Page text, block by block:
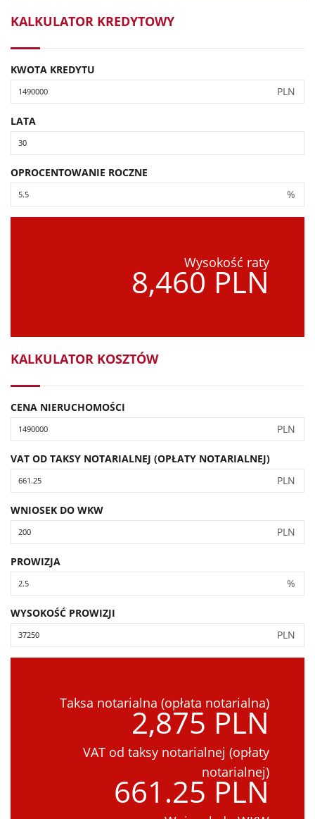
KALKULATOR KREDYTOWY
KWOTA KREDYTU
PLN
LATA
OPROCENTOWANIE ROCZNE
%
Wysokość raty
8,460 PLN
KALKULATOR KOSZTÓW
CENA NIERUCHOMOŚCI
PLN
VAT OD TAKSY NOTARIALNEJ (OPŁATY NOTARIALNEJ)
PLN
WNIOSEK DO WKW
PLN
PROWIZJA
%
WYSOKOŚĆ PROWIZJI
PLN
Taksa notarialna (opłata notarialna)
2,875 PLN
VAT od taksy notarialnej (opłaty
notarialnej)
661.25 PLN